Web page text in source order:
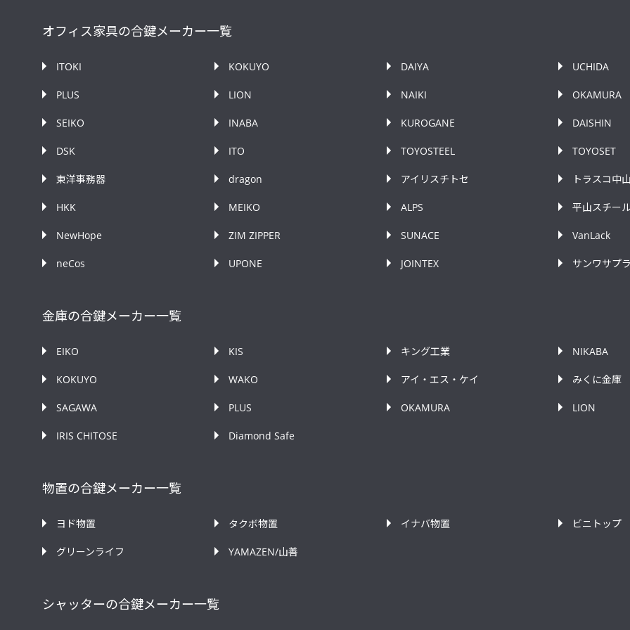
オフィス家具の合鍵メーカー一覧
ITOKI KOKUYO DAIYA UCHIDA
PLUS LION NAIKI OKAMURA
SEIKO INABA KUROGANE DAISHIN
DSK ITO TOYOSTEEL TOYOSET
東洋事務器 dragon アイリスチトセ トラスコ中山
HKK MEIKO ALPS 平山スチー
NewHope ZIM ZIPPER SUNACE VanLack
neCos UPONE JOINTEX サンワサプ
金庫の合鍵メーカー一覧
EIKO KIS キング工業 NIKABA
KOKUYO WAKO アイ・エス・ケイ みくに金庫
SAGAWA PLUS OKAMURA LION
IRIS CHITOSE Diamond Safe
物置の合鍵メーカー一覧
ヨド物置 タクボ物置 イナバ物置 ビニトップ
グリーンライフ YAMAZEN/山善
シャッターの合鍵メーカー一覧